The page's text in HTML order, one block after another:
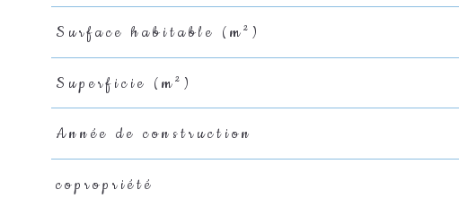
Surface habitable (m²)
Superficie (m²)
Année de construction
copropriété